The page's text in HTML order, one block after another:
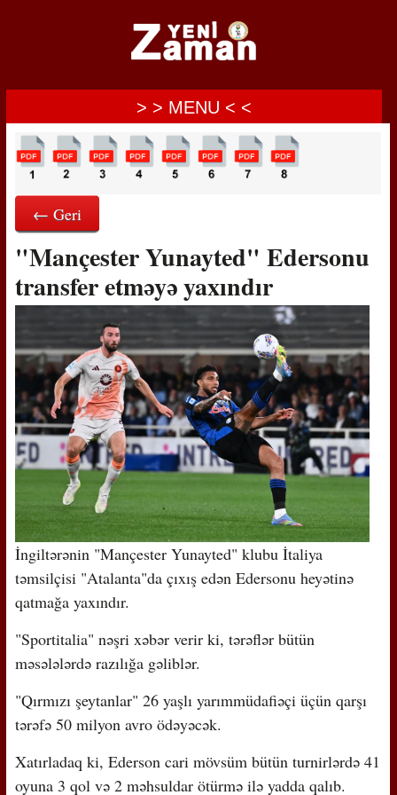
> > MENU < <
← Geri
"Mançester Yunayted" Edersonu
transfer etməyə yaxındır
İngiltərənin "Mançester Yunayted" klubu İtaliya
təmsilçisi "Atalanta"da çıxış edən Edersonu heyətinə
qatmağa yaxındır.
"Sportitalia" nəşri xəbər verir ki, tərəflər bütün
məsələlərdə razılığa gəliblər.
"Qırmızı şeytanlar" 26 yaşlı yarımmüdafiəçi üçün qarşı
tərəfə 50 milyon avro ödəyəcək.
Xatırladaq ki, Ederson cari mövsüm bütün turnirlərdə 41
oyuna 3 qol və 2 məhsuldar ötürmə ilə yadda qalıb.